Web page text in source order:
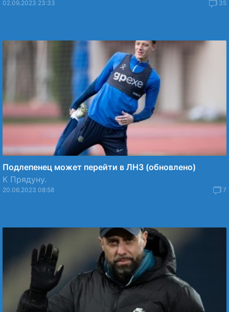
02.09.2023 23:33 35
Подлепенец может перейти в ЛНЗ (обновлено)
К Прядуну.
20.06.2023 08:58 7